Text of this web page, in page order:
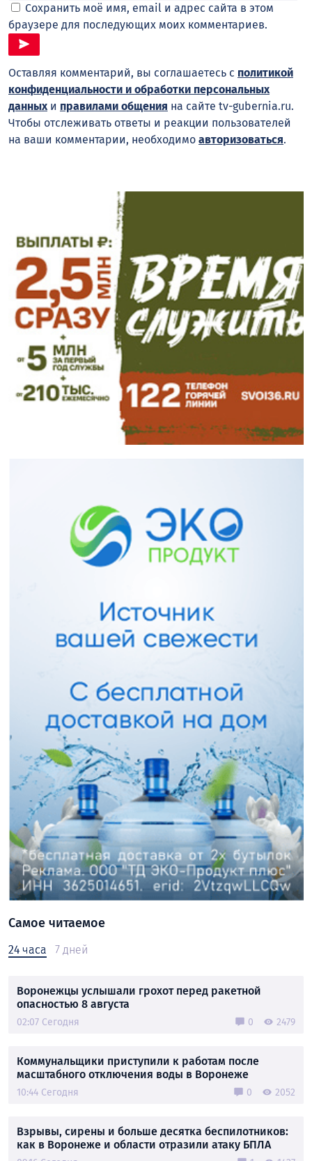
Сохранить моё имя, email и адрес сайта в этом
браузере для последующих моих комментариев.
Оставляя комментарий, вы соглашаетесь с политикой
конфиденциальности и обработки персональных
данных и правилами общения на сайте tv-gubernia.ru.
Чтобы отслеживать ответы и реакции пользователей
на ваши комментарии, необходимо авторизоваться.
Самое читаемое
24 часа 7 дней
Воронежцы услышали грохот перед ракетной
опасностью 8 августа
02:07 Сегодня 0 2479
Коммунальщики приступили к работам после
масштабного отключения воды в Воронеже
10:44 Сегодня 0 2052
Взрывы, сирены и больше десятка беспилотников:
как в Воронеже и области отразили атаку БПЛА